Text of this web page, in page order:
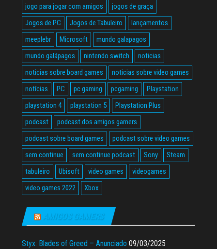
jogo para jogar com amigos
jogos de graça
Jogos de PC
Jogos de Tabuleiro
lançamentos
meeplebr
Microsoft
mundo galapagos
mundo galápagos
nintendo switch
noticias
noticias sobre board games
noticias sobre video games
notícias
PC pc gaming pcgaming
Playstation
playstation 4
playstation 5
Playstation Plus
podcast
podcast dos amigos gamers
podcast sobre board games
podcast sobre video games
sem continue
sem continue podcast Sony
Steam
tabuleiro
Ubisoft video games
videogames
video games 2022
Xbox
AMIGOS GAMERS
Styx: Blades of Greed – Anunciado 09/03/2025